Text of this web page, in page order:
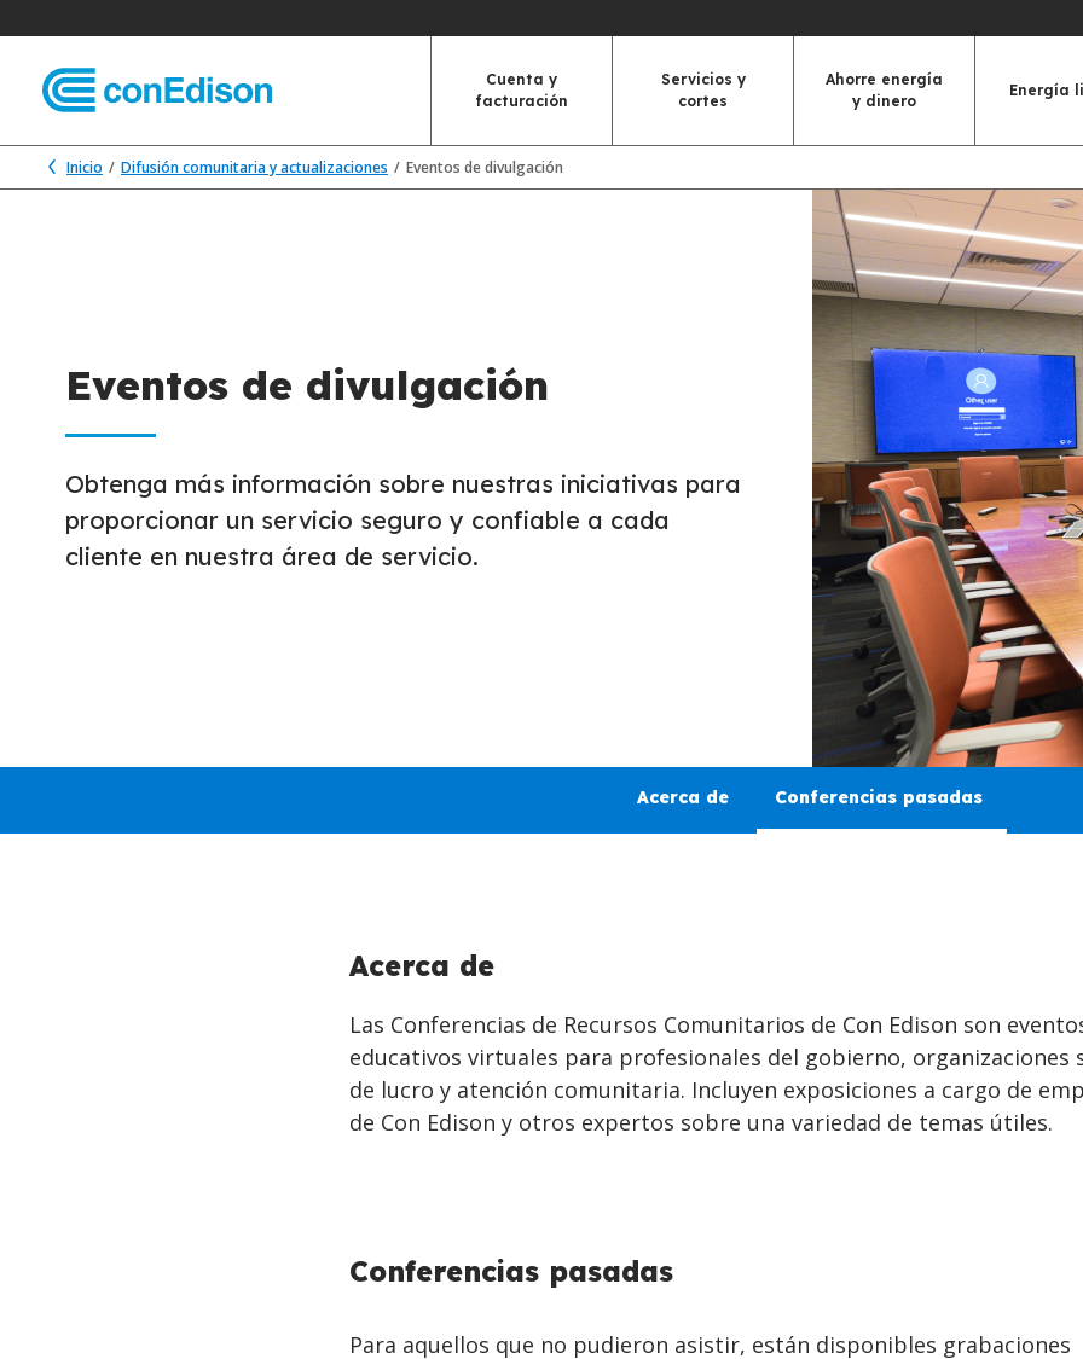
Cuenta y
facturación
Servicios y
cortes
Ahorre energía
y dinero
Energía
Inicio Difusión comunitaria y actualizaciones Eventos de divulgación
Eventos de divulgación
Obtenga más información sobre nuestras iniciativas para
proporcionar un servicio seguro y confiable a cada
cliente en nuestra área de servicio.
Acerca de Conferencias pasadas
Acerca de
Las Conferencias de Recursos Comunitarios de Con Edison son
educativos virtuales para profesionales del gobierno, organizaciones
de lucro y atención comunitaria. Incluyen exposiciones a cargo de
de Con Edison y otros expertos sobre una variedad de temas útiles.
Conferencias pasadas
Para aquellos que no pudieron asistir, están disponibles grabaciones